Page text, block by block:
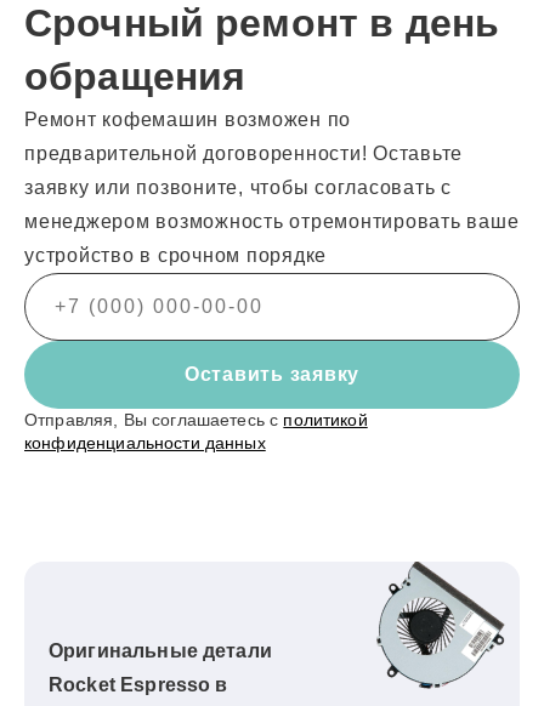
Срочный ремонт в день
обращения
Ремонт кофемашин возможен по
предварительной договоренности! Оставьте
заявку или позвоните, чтобы согласовать с
менеджером возможность отремонтировать ваше
устройство в срочном порядке
Оставить заявку
Отправляя, Вы соглашаетесь с политикой
конфиденциальности данных
Оригинальные детали
Rocket Espresso в